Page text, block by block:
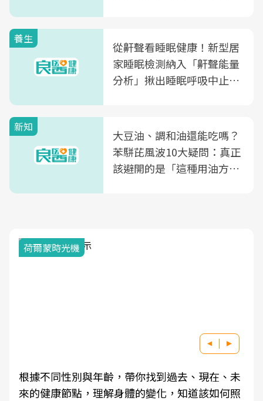
養生
從鼾聲看睡眠健康！新型居
家睡眠檢測納入「鼾聲能量
分析」揪出睡眠呼吸中止症
新知
大豆油、調和油還能吃嗎？
苯駢芘風波10大疑問：真正
該避開的是「這種用油方
荷爾蒙時光機
根據不同性別與年齡，帶你找到過去、現在、未
來的健康節點，理解身體的變化，知道該如何照